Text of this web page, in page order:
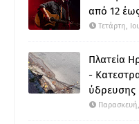
από 12
Τετάρτη,
Πλατεία
-
ύδρευσης
Παρασκευή,